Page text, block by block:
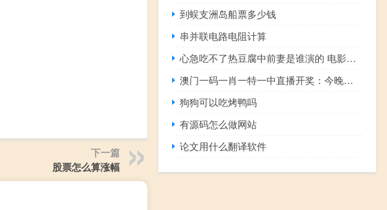
下一篇
股票怎么算涨幅
到蜈支洲岛船票多少钱
串并联电路电阻计算
心急吃不了热豆腐中前妻是谁演的 电影心急吃不了热豆腐
澳门一码一肖一特一中直播开奖：今晚必开生肖图 特肖-辅助解释落实-3520.ISO.639
狗狗可以吃烤鸭吗
有源码怎么做网站
论文用什么翻译软件